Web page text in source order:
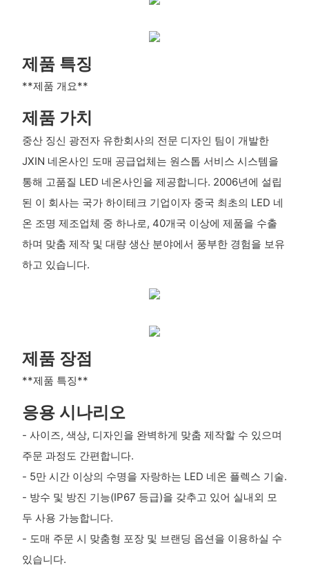
제품 특징
**제품 개요**
제품 가치
중산 징신 광전자 유한회사의 전문 디자인 팀이 개발한
JXIN 네온사인 도매 공급업체는 원스톱 서비스 시스템을
통해 고품질 LED 네온사인을 제공합니다. 2006년에 설립
된 이 회사는 국가 하이테크 기업이자 중국 최초의 LED 네
온 조명 제조업체 중 하나로, 40개국 이상에 제품을 수출
하며 맞춤 제작 및 대량 생산 분야에서 풍부한 경험을 보유
하고 있습니다.
제품 장점
**제품 특징**
응용 시나리오
- 사이즈, 색상, 디자인을 완벽하게 맞춤 제작할 수 있으며
주문 과정도 간편합니다.
- 5만 시간 이상의 수명을 자랑하는 LED 네온 플렉스 기술.
- 방수 및 방진 기능(IP67 등급)을 갖추고 있어 실내외 모
두 사용 가능합니다.
- 도매 주문 시 맞춤형 포장 및 브랜딩 옵션을 이용하실 수
있습니다.